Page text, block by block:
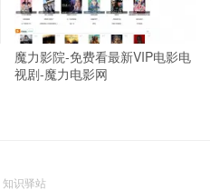
魔力影院-免费看最新VIP电影电
视剧-魔力电影网
知识驿站